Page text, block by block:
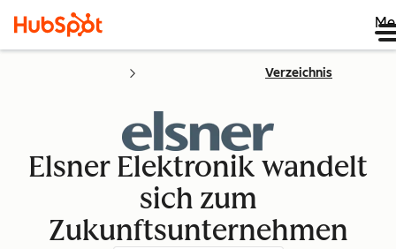
Verzeichnis
Elsner Elektronik wandelt
sich zum
Zukunftsunternehmen